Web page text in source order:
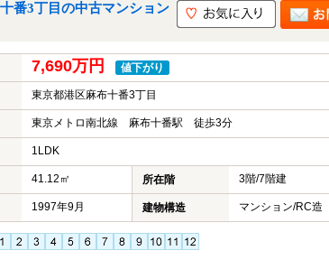
番3丁目の中古マンション
7,690万円 値下がり
東京都港区麻布十番3丁目
東京メトロ南北線 麻布十番駅 徒歩3分
1LDK
41.12㎡ 所在階 3階/7階建
1997年9月 建物構造 マンション/RC造